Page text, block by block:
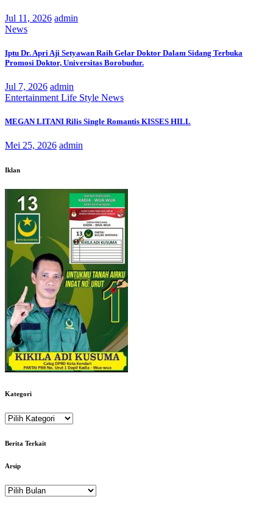
Jul 11, 2026 admin
News
Iptu Dr. Apri Aji Setyawan Raih Gelar Doktor Dalam Sidang Terbuka
Promosi Doktor, Universitas Borobudur.
Jul 7, 2026 admin
Entertainment Life Style News
MEGAN LITANI Rilis Single Romantis KISSES HILL
Mei 25, 2026 admin
Iklan
Kategori
Kategori
Berita Terkait
Arsip
Arsip